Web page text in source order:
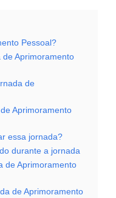
Pessoal?
Aprimoramento
de
Aprimoramento
essa jornada?
durante a jornada
de Aprimoramento
de Aprimoramento